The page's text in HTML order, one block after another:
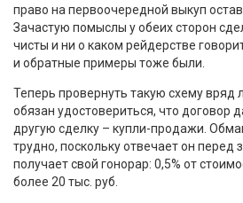
право на первоочередной выкуп
Зачастую помыслы у обеих сторон
чисты и ни о каком рейдерстве
и обратные примеры тоже были.
Теперь провернуть такую схему вряд
обязан удостовериться, что договор
другую сделку – купли-продажи.
трудно, поскольку отвечает он перед
получает свой гонорар: 0,5% от
более 20 тыс. руб.